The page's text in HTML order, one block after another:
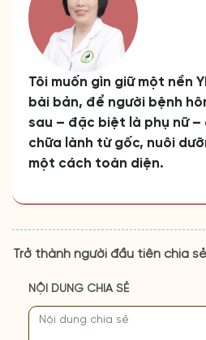
Tôi muốn gìn giữ một nền
bài bản, để người bệnh
sau – đặc biệt là phụ nữ
chữa lành từ gốc, nuôi
một cách toàn diện.
Trở thành người đầu tiên chia
NỘI DUNG CHIA SẺ